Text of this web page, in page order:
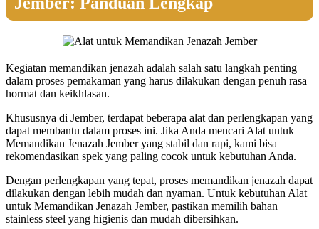
Kegiatan memandikan jenazah adalah salah satu langkah penting
dalam proses pemakaman yang harus dilakukan dengan penuh rasa
hormat dan keikhlasan.
Khususnya di Jember, terdapat beberapa alat dan perlengkapan yang
dapat membantu dalam proses ini. Jika Anda mencari Alat untuk
Memandikan Jenazah Jember yang stabil dan rapi, kami bisa
rekomendasikan spek yang paling cocok untuk kebutuhan Anda.
Dengan perlengkapan yang tepat, proses memandikan jenazah dapat
dilakukan dengan lebih mudah dan nyaman. Untuk kebutuhan Alat
untuk Memandikan Jenazah Jember, pastikan memilih bahan
stainless steel yang higienis dan mudah dibersihkan.